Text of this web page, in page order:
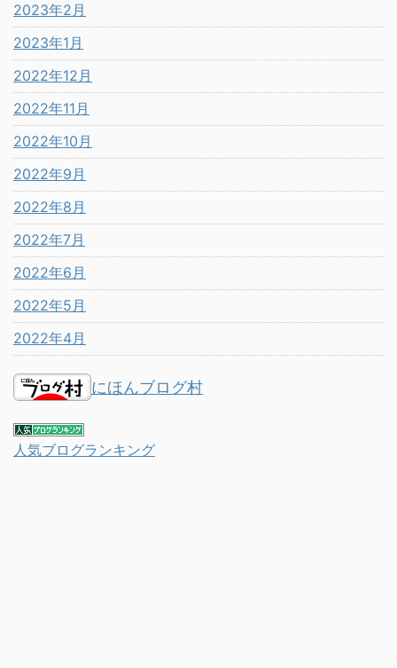
2023年2月
2023年1月
2022年12月
2022年11月
2022年10月
2022年9月
2022年8月
2022年7月
2022年6月
2022年5月
2022年4月
にほんブログ村
人気ブログランキング